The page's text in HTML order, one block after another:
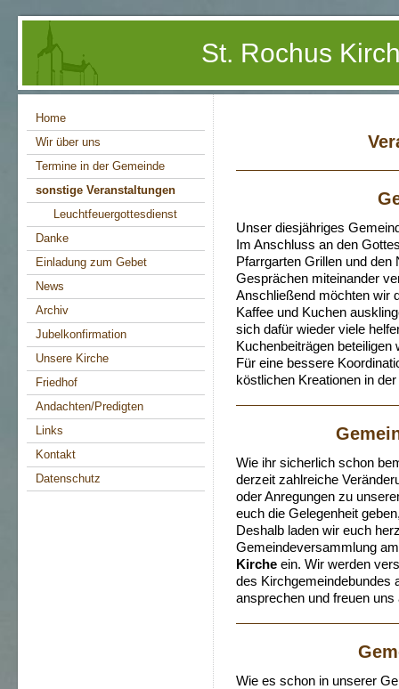
St. Rochus
Home
Wir über uns
Termine in der Gemeinde
sonstige Veranstaltungen
Leuchtfeuergottesdienst
Danke
Einladung zum Gebet
News
Archiv
Jubelkonfirmation
Unsere Kirche
Friedhof
Andachten/Predigten
Links
Kontakt
Datenschutz
Unser diesjähriges
Im Anschluss an den
Pfarrgarten Grillen und den
Gesprächen miteinander
Anschließend möchten wir
Kaffee und Kuchen
sich dafür wieder viele
Kuchenbeiträgen beteiligen
Für eine bessere
köstlichen Kreationen in
Wie ihr sicherlich schon
derzeit zahlreiche
oder Anregungen zu
euch die Gelegenheit
Deshalb laden wir euch
Gemeindeversammlung
Kirche ein. Wir werden
des Kirchgemeindebundes
ansprechen und freuen
Wie es schon in unserer